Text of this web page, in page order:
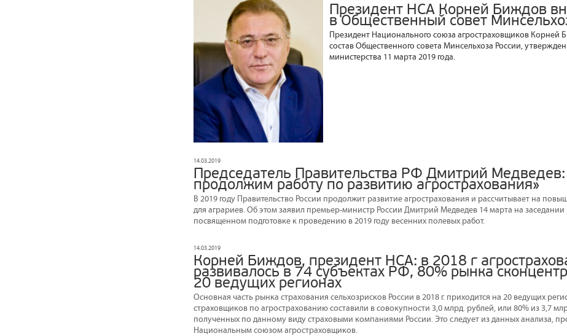
Президент НСА Корней Биждов
в Общественный совет
Президент Национального союза агростраховщиков Корней
состав Общественного совета Минсельхоза России,
министерства 11 марта 2019 года.
14.03.2019
Председатель Правительства РФ Дмитрий
продолжим работу по развитию агрострахования»
В 2019 году Правительство России продолжит развитие агрострахования и рассчитывает на
для аграриев. Об этом заявил премьер-министр России Дмитрий Медведев 14 марта на заседании
посвященном подготовке к проведению в 2019 году весенних полевых работ.
14.03.2019
Корней Биждов, президент НСА: в 2018 г
развивалось в 74 субъектах РФ, 80% рынка
20 ведущих регионах
Основная часть рынка страхования сельхозрисков России в 2018 г. приходится на 20 ведущих
страховщиков по агрострахованию составили в совокупности 3,0 млрд. рублей, или 80% из 3,7
полученных по данному виду страховыми компаниями России. Это следует из данных анализа,
Национальным союзом агростраховщиков.